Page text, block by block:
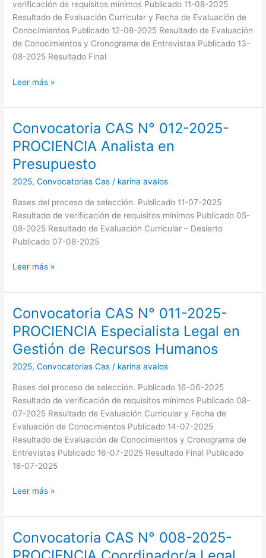
verificación de requisitos mínimos Publicado 11-08-2025
Resultado de Evaluación Curricular y Fecha de Evaluación de
Conocimientos Publicado 12-08-2025 Resultado de Evaluación
de Conocimientos y Cronograma de Entrevistas Publicado 13-
08-2025 Resultado Final
Proyectos
Leer más »
Convocatoria CAS N° 012-2025-
PROCIENCIA Analista en
Presupuesto
2025,Convocatorias Cas / karina avalos
Bases del proceso de selección. Publicado 11-07-2025
Resultado de verificación de requisitos mínimos Publicado 05-
08-2025 Resultado de Evaluación Curricular – Desierto
Publicado 07-08-2025
Convocatoria
CAS
N°
012-
2025-
Analista
en
Presupuesto
Leer más »
Convocatoria CAS N° 011-2025-
PROCIENCIA Especialista Legal en
Gestión de Recursos Humanos
2025,Convocatorias Cas / karina avalos
Bases del proceso de selección. Publicado 16-06-2025
Resultado de verificación de requisitos mínimos Publicado 08-
07-2025 Resultado de Evaluación Curricular y Fecha de
Evaluación de Conocimientos Publicado 14-07-2025
Resultado de Evaluación de Conocimientos y Cronograma de
Entrevistas Publicado 16-07-2025 Resultado Final Publicado
18-07-2025
Convocatoria
CAS
N°
011-
2025-
Especialista
Legal
en
Gestión
de
Recursos
Humanos
Leer más »
Convocatoria CAS N° 008-2025-
Convocatoria
CAS